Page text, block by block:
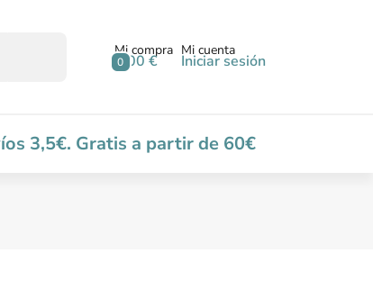
0
Mi compra
0,00 €
Mi cuenta
Iniciar sesión
3,5€. Gratis a partir de 60€